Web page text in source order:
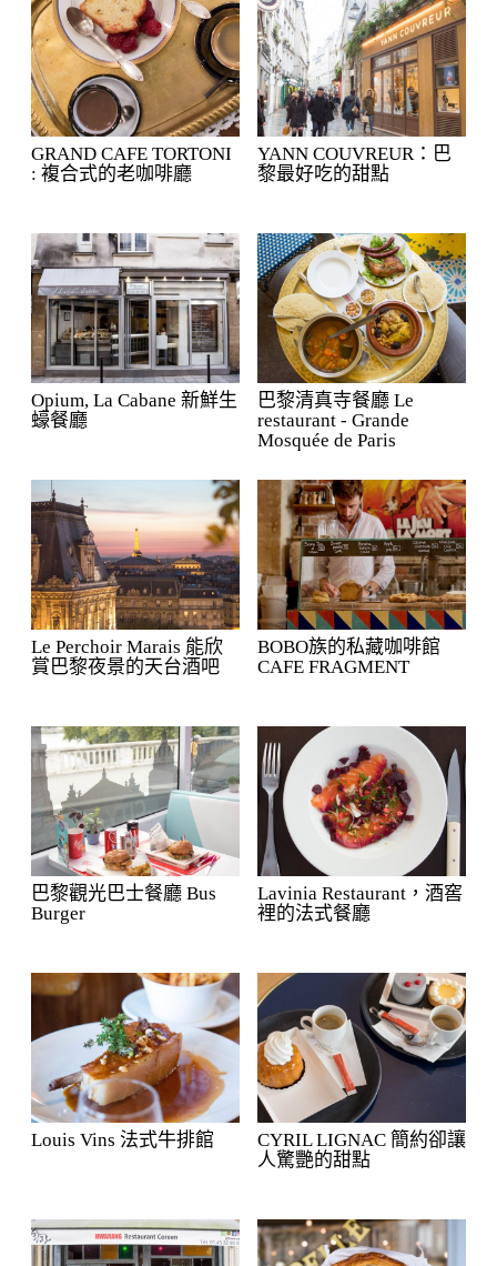
GRAND CAFE TORTONI
: 複合式的老咖啡廳
YANN COUVREUR：巴
黎最好吃的甜點
Opium, La Cabane 新鮮生
蠔餐廳
巴黎清真寺餐廳 Le
restaurant - Grande
Mosquée de Paris
Le Perchoir Marais 能欣
賞巴黎夜景的天台酒吧
BOBO族的私藏咖啡館
CAFE FRAGMENT
巴黎觀光巴士餐廳 Bus
Burger
Lavinia Restaurant，酒窖
裡的法式餐廳
Louis Vins 法式牛排館
CYRIL LIGNAC 簡約卻讓
人驚艷的甜點